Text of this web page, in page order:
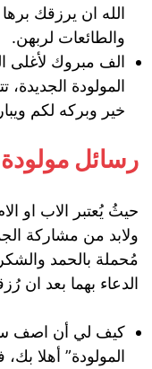
الله ان يرزقك
والطائعات لربهن.
الف مبروك لأغلى
المولودة
خير وبركه لكم
رسائل مولودة
حيثُ يُعتبر الاب او
ولابد من مشاركة
مُحملة بالحمد
الدعاء بهما بعد ان
كيف لي أن اصف
المولودة” أهلا